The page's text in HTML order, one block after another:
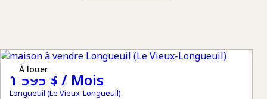
à louer
1 595 $ / Mois
Longueuil (Le Vieux-Longueuil)